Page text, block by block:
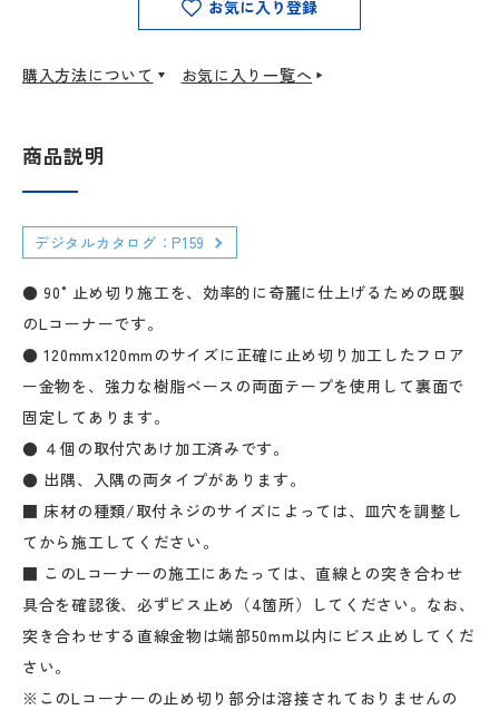
お気に入り登録
購入方法について お気に入り一覧へ
商品説明
デジタルカタログ：P159
● 90°止め切り施工を、効率的に奇麗に仕上げるための既製
のLコーナーです。
● 120mmx120mmのサイズに正確に止め切り加工したフロア
ー金物を、強力な樹脂ベースの両面テープを使用して裏面で
固定してあります。
● ４個の取付穴あけ加工済みです。
● 出隅、入隅の両タイプがあります。
■ 床材の種類/取付ネジのサイズによっては、皿穴を調整し
てから施工してください。
■ このLコーナーの施工にあたっては、直線との突き合わせ
具合を確認後、必ずビス止め（4箇所）してください。なお、
突き合わせする直線金物は端部50mm以内にビス止めしてくだ
さい。
※このLコーナーの止め切り部分は溶接されておりませんの